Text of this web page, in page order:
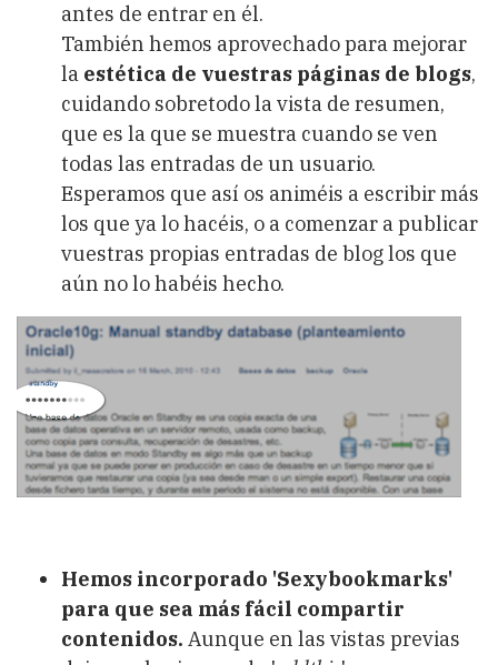
antes de entrar en él.
También hemos aprovechado para mejorar
la estética de vuestras páginas de blogs,
cuidando sobretodo la vista de resumen,
que es la que se muestra cuando se ven
todas las entradas de un usuario.
Esperamos que así os animéis a escribir más
los que ya lo hacéis, o a comenzar a publicar
vuestras propias entradas de blog los que
aún no lo habéis hecho.
Hemos incorporado 'Sexybookmarks'
para que sea más fácil compartir
contenidos. Aunque en las vistas previas